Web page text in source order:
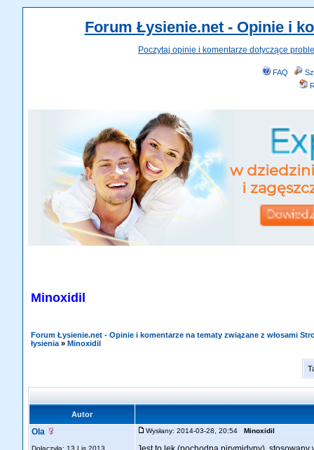
Forum Łysienie.net - Opinie i
Poczytaj opinie i komentarze dotyczące
FAQ
Minoxidil
Forum Łysienie.net - Opinie i komentarze na tematy związane z włosami
łysienia » Minoxidil
Autor
Ola
Dołączyła: 13 Lis 2013
Wysłany: 2014-03-28, 20:54 Minoxidil